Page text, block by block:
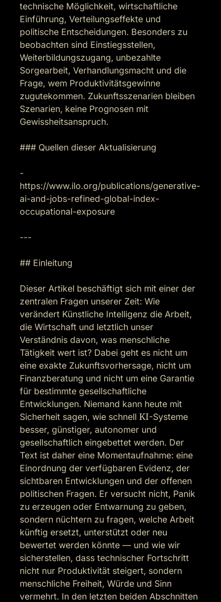
technische Möglichkeit, wirtschaftliche
Einführung, Verteilungseffekte und
politische Entscheidungen. Besonders zu
beobachten sind Einstiegsstellen,
Weiterbildungszugang, unbezahlte
Sorgearbeit, Verhandlungsmacht und die
Frage, wem Produktivitätsgewinne
zugutekommen. Zukunftsszenarien bleiben
Szenarien, keine Prognosen mit
Gewissheitsanspruch.
### Quellen dieser Aktualisierung
-
https://www.ilo.org/publications/generative-
ai-and-jobs-refined-global-index-
occupational-exposure
---
## Einleitung
Dieser Artikel beschäftigt sich mit einer der
zentralen Fragen unserer Zeit: Wie
verändert Künstliche Intelligenz die Arbeit,
die Wirtschaft und letztlich unser
Verständnis davon, was menschliche
Tätigkeit wert ist? Dabei geht es nicht um
eine exakte Zukunftsvorhersage, nicht um
Finanzberatung und nicht um eine Garantie
für bestimmte gesellschaftliche
Entwicklungen. Niemand kann heute mit
Sicherheit sagen, wie schnell KI-Systeme
besser, günstiger, autonomer und
gesellschaftlich eingebettet werden. Der
Text ist daher eine Momentaufnahme: eine
Einordnung der verfügbaren Evidenz, der
sichtbaren Entwicklungen und der offenen
politischen Fragen. Er versucht nicht, Panik
zu erzeugen oder Entwarnung zu geben,
sondern nüchtern zu fragen, welche Arbeit
künftig ersetzt, unterstützt oder neu
bewertet werden könnte — und wie wir
sicherstellen, dass technischer Fortschritt
nicht nur Produktivität steigert, sondern
menschliche Freiheit, Würde und Sinn
vermehrt. In den letzten beiden Abschnitten